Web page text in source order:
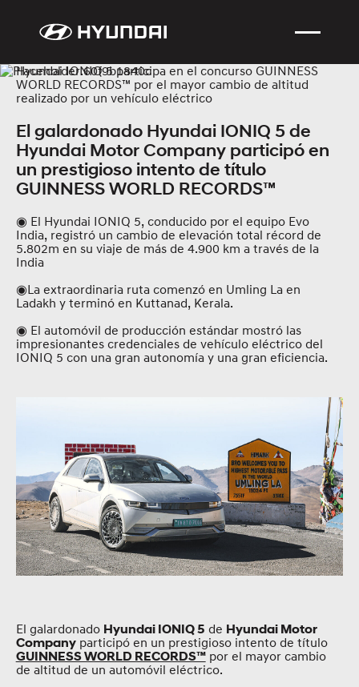
Hyundai IONIQ 5 participa en el concurso GUINNESS
WORLD RECORDS™ por el mayor cambio de altitud
realizado por un vehículo eléctrico
El galardonado Hyundai IONIQ 5 de
Hyundai Motor Company participó en
un prestigioso intento de título
GUINNESS WORLD RECORDS™
◉ El Hyundai IONIQ 5, conducido por el equipo Evo
India, registró un cambio de elevación total récord de
5.802m en su viaje de más de 4.900 km a través de la
India
◉La extraordinaria ruta comenzó en Umling La en
Ladakh y terminó en Kuttanad, Kerala.
◉ El automóvil de producción estándar mostró las
impresionantes credenciales de vehículo eléctrico del
IONIQ 5 con una gran autonomía y una gran eficiencia.
El galardonado Hyundai IONIQ 5 de Hyundai Motor
Companyparticipó en un prestigioso intento de título
GUINNESS WORLD RECORDS™por el mayor cambio
de altitud de un automóvil eléctrico.